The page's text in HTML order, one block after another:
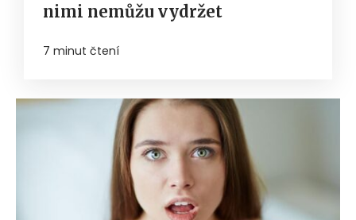
nimi nemůžu vydržet
7 minut čtení